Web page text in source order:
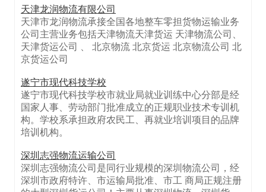
天津龙润物流有限公司
天津市龙润物流承接全国各地整车零担货物运输业务
公司主营业务包括天津物流天津货运 天津物流公司、
天津货运公司 、 北京物流 北京货运 北京物流公司 北
京货运公司
遂宁市现代科技学校
遂宁市现代科技学校市就业局就业训练中心分部是经
国家人事、劳动部门批准成立的正规职业技术专训机
构。学校系承担政府农民工、再就业培训项目的品牌
培训机构。
深圳志强物流运输公司
深圳志强物流公司是同行业规模的深圳物流公司，经
深圳市政府特许、市运输局批准、市工 商局正规注册